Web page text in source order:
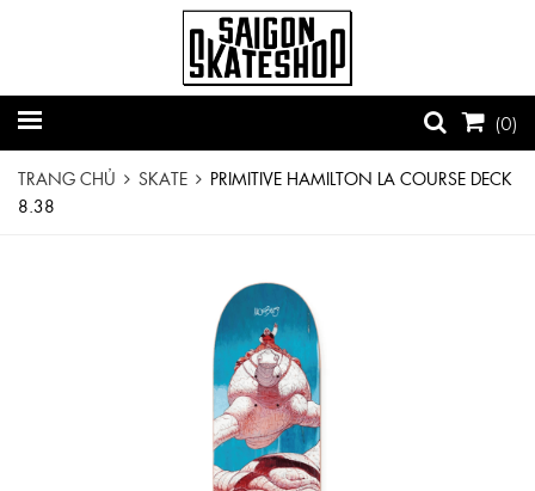
(0)
TRANG CHỦ SKATE
PRIMITIVE HAMILTON LA COURSE DECK
8.38